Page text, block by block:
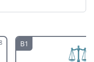
B1 ⚖️